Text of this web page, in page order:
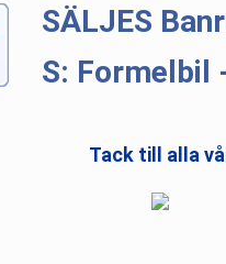
SÄLJES
S: Formelbil
Tack till alla